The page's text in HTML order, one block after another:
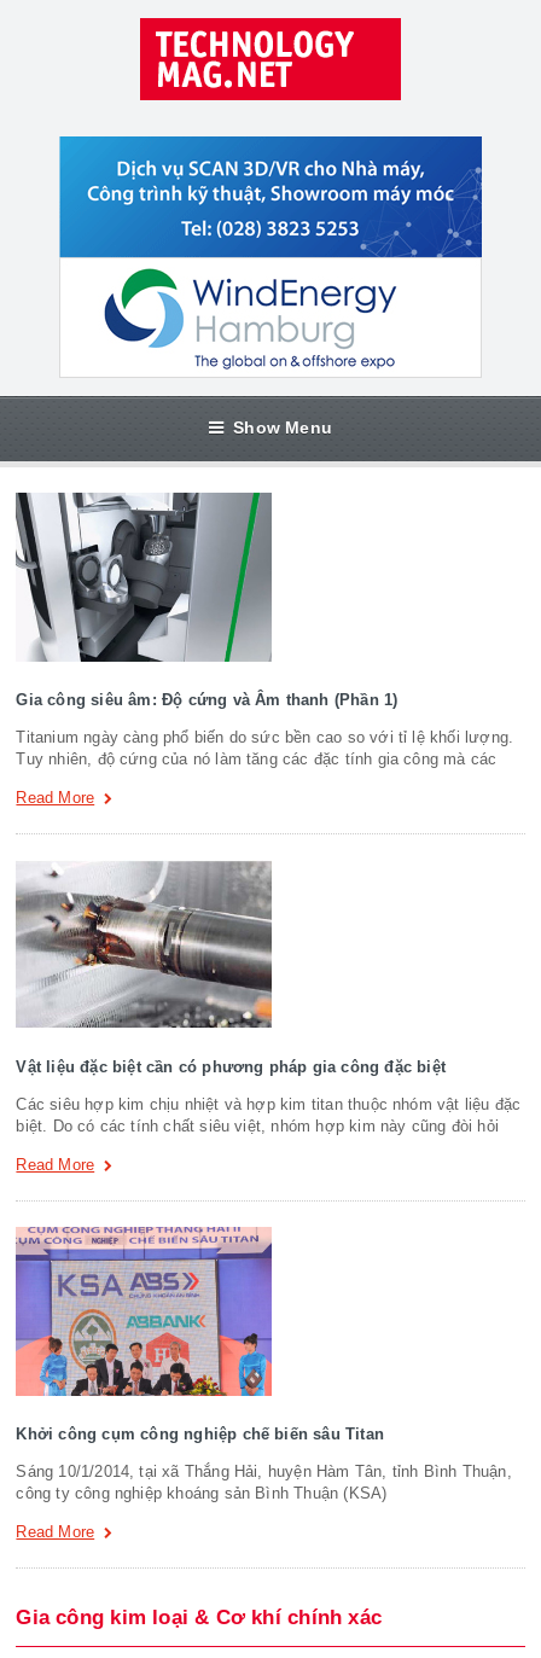
Show Menu
Gia công siêu âm: Độ cứng và Âm thanh (Phần 1)
Titanium ngày càng phổ biến do sức bền cao so với tỉ lệ khối lượng.
Tuy nhiên, độ cứng của nó làm tăng các đặc tính gia công mà các
Read More
Vật liệu đặc biệt cần có phương pháp gia công đặc biệt
Các siêu hợp kim chịu nhiệt và hợp kim titan thuộc nhóm vật liệu đặc
biệt. Do có các tính chất siêu việt, nhóm hợp kim này cũng đòi hỏi
Read More
Khởi công cụm công nghiệp chế biến sâu Titan
Sáng 10/1/2014, tại xã Thắng Hải, huyện Hàm Tân, tỉnh Bình Thuận,
công ty công nghiệp khoáng sản Bình Thuận (KSA)
Read More
Gia công kim loại & Cơ khí chính xác